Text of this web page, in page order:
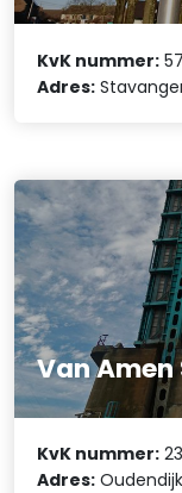
KvK nummer:
Adres:
Van
KvK nummer:
Adres: